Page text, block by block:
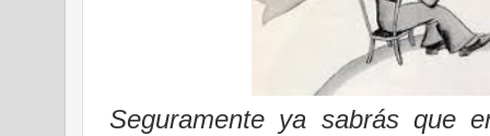
Seguramente ya sabrás que